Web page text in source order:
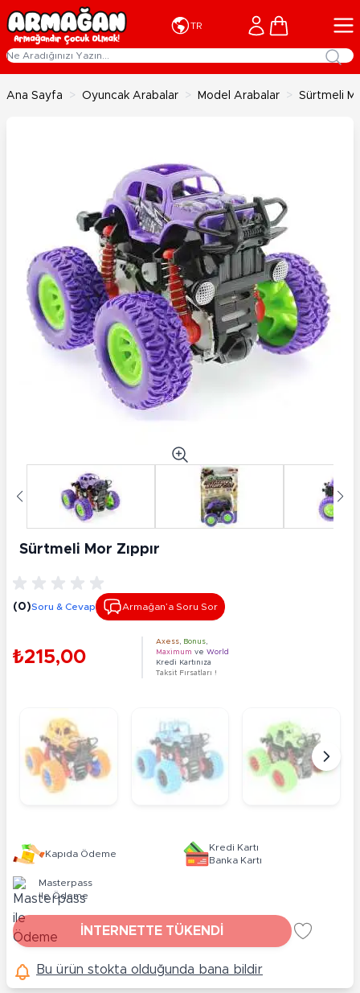
İçeriğe geç
TR Cart
Ana Sayfa > Oyuncak Arabalar > Model Arabalar > Sürtmeli
Sürtmeli Mor Zıppır
(0)Soru & Cevap Armağan’a Soru Sor
₺215,00
Axess Bonus
Maximum ve World
Kredi Kartınıza
Taksit Fırsatları !
Kapıda Ödeme
Kredi Kartı
Banka Kartı
Masterpass
ile Ödeme
İNTERNETTE TÜKENDİ
Bu ürün stokta olduğunda bana bildir